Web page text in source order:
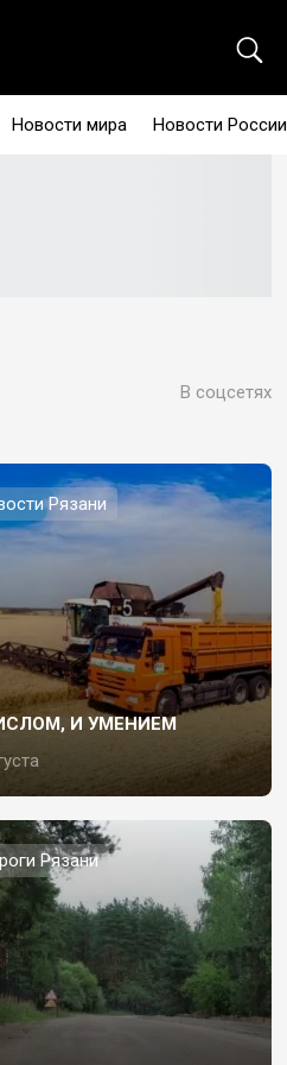
Новости мира Новости России
В соцсетях
Рязани
И УМЕНИЕМ
Рязани